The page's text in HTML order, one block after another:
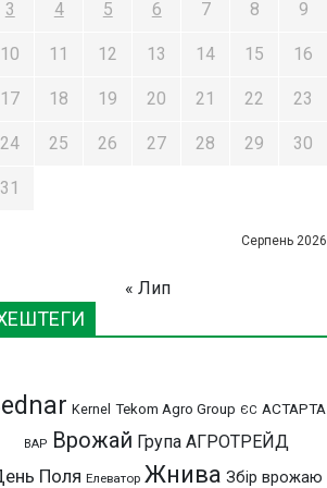
Серпень 2026
3 4 5 6 7 8 9
10 11 12 13 14 15 16
17 18 19 20 21 22 23
24 25 26 27 28 29 30
31
« Лип
Kernel Tekom Agro Group ЄС АСТАРТА
ВАР Врожай Група АГРОТРЕЙД
Поля Елеватор Жнива Збір врожаю